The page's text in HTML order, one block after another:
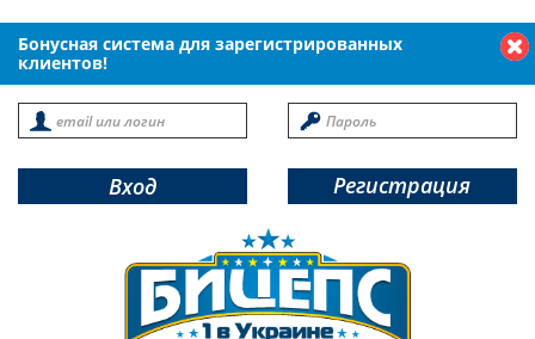
Бонусная система для зарегистрированных
клиентов!
Вход Регистрация